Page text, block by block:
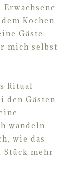
Erwachsene
Kochen
Gäste
mich selbst
Ritual
den Gästen
wandeln
wie das
Stück mehr